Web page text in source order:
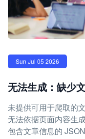
Sun Jul 05 2026
无法生成：缺少
未提供可用于爬取的
无法依据页面内容生
包含文章信息的